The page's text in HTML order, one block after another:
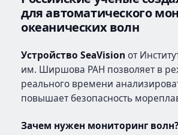
для автоматического
океанических волн
Устройство SeaVision от
им. Ширшова РАН позволяет в
реального времени
повышает безопасность
Зачем нужен мониторинг волн?